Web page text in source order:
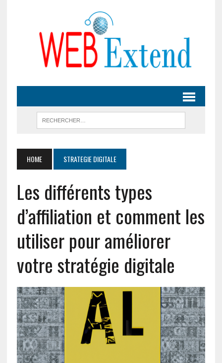
HOME STRATEGIE DIGITALE
Les différents types
d’affiliation et comment les
utiliser pour améliorer
votre stratégie digitale